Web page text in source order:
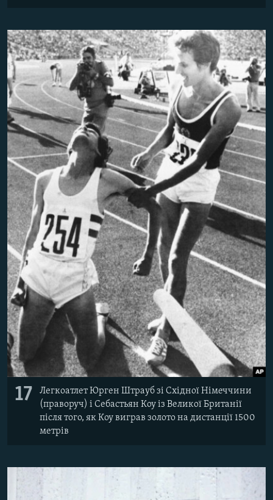
17
Легкоатлет Юрген Штрауб зі Східної Німеччини
(праворуч) і Себастьян Коу із Великої Британії
після того, як Коу виграв золото на дистанції 1500
метрів